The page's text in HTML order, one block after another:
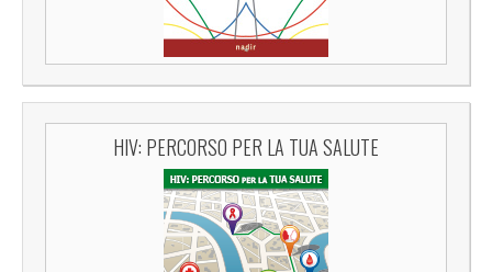
HIV: PERCORSO PER LA TUA SALUTE